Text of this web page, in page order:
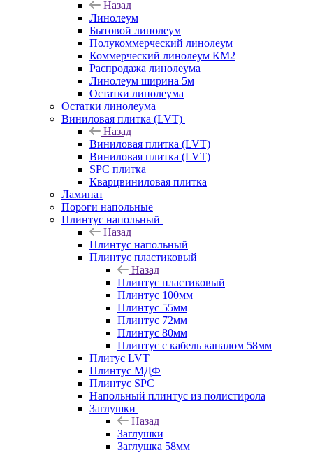
Назад
Линолеум
Бытовой линолеум
Полукоммерческий линолеум
Коммерческий линолеум КМ2
Распродажа линолеума
Линолеум ширина 5м
Остатки линолеума
Остатки линолеума
Виниловая плитка (LVT)
Назад
Виниловая плитка (LVT)
Виниловая плитка (LVT)
SPC плитка
Кварцвиниловая плитка
Ламинат
Пороги напольные
Плинтус напольный
Назад
Плинтус напольный
Плинтус пластиковый
Назад
Плинтус пластиковый
Плинтус 100мм
Плинтус 55мм
Плинтус 72мм
Плинтус 80мм
Плинтус с кабель каналом 58мм
Плитус LVT
Плинтус МДФ
Плинтус SPC
Напольный плинтус из полистирола
Заглушки
Назад
Заглушки
Заглушка 58мм